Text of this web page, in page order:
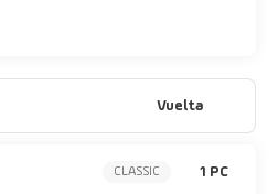
Vuelta
CLASSIC 1 PC